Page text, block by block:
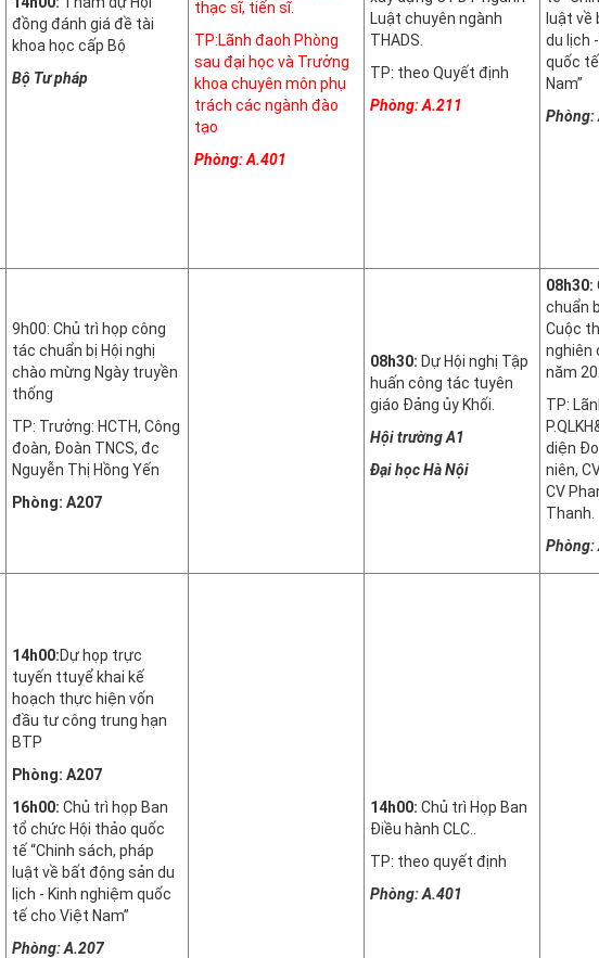
đồng đánh giá đề tài
khoa học cấp Bộ
Bộ Tư pháp
thạc sĩ, tiến sĩ.
TP:Lãnh đaoh Phòng
sau đại học và Trưởng
khoa chuyên môn phụ
trách các ngành đào
tạo
Phòng: A.401
Luật chuyên ngành
THADS.
TP: theo Quyết định
Phòng: A.211
luật về
du lịch
quốc
Nam”
Phòng:
9h00: Chủ trì họp công
tác chuẩn bị Hội nghị
chào mừng Ngày truyền
thống
TP: Trưởng: HCTH, Công
đoàn, Đoàn TNCS, đc
Nguyễn Thị Hồng Yến
Phòng: A207
08h30: Dự Hội nghị Tập
huấn công tác tuyên
giáo Đảng ủy Khối.
Hội trường A1
Đại học Hà Nội
08h30:
chuẩn
Cuộc
nghiên
năm
TP:
diện
niên,
CV
Thanh.
Phòng:
14h00:Dự họp trực
tuyến ttuyể khai kế
hoạch thực hiện vốn
đầu tư công trung hạn
BTP
Phòng: A207
16h00: Chủ trì họp Ban
tổ chức Hội thảo quốc
tế “Chinh sách, pháp
luật về bất động sản du
lịch - Kinh nghiệm quốc
tế cho Việt Nam”
Phòng: A.207
14h00: Chủ trì Họp Ban
Điều hành CLC..
TP: theo quyết định
Phòng: A.401